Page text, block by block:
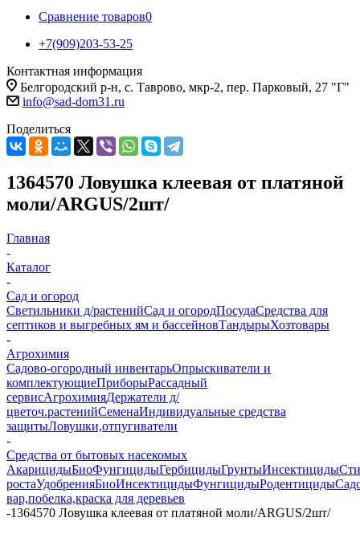
Сравнение товаров0
+7(909)203-53-25
Контактная информация
Белгородский р-н, с. Таврово, мкр-2, пер. Парковый, 27 "Г"
info@sad-dom31.ru
Поделиться
1364570 Ловушка клеевая от платяной
моли/ARGUS/2шт/
Главная
-
Каталог
-
Сад и огород
Светильники д/растенийСад и огородПосудаСредства для
септиков и выгребных ям и бассейновТандырыХозтовары
-
Агрохимия
Садово-огородный инвентарьОпрыскиватели и
комплектующиеПриборыРассадный
сервисАгрохимияДержатели д/
цветоч.растенийСеменаИндивидуальные средства
защитыЛовушки,отпугиватели
-
Средства от бытовых насекомых
АкарицидыБиоФунгицидыГербицидыГрунтыИнсектициды
ростаУдобренияБиоИнсектицидыФунгицидыРодентициды
вар,побелка,краска для деревьев
-1364570 Ловушка клеевая от платяной моли/ARGUS/2шт/